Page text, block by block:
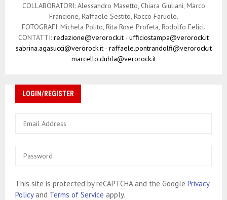
COLLABORATORI: Alessandro Masetto, Chiara Giuliani, Marco
Francione, Raffaele Sestito, Rocco Faruolo.
FOTOGRAFI: Michela Polito, Rita Rose Profeta, Rodolfo Felici.
CONTATTI: redazione@verorock.it - ufficiostampa@verorock.it
sabrina.agasucci@verorock.it- raffaele.pontrandolfi@verorock.it
marcello.dubla@verorock.it
LOGIN/REGISTER
This site is protected by reCAPTCHA and the Google Privacy
Policyand Terms of Service apply.